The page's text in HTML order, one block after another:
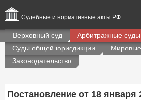
Судебные и нормативные акты РФ
Верховный суд
Арбитражные суды
Суды общей юрисдикции
Мировые
Законодательство
Постановление от 18 января